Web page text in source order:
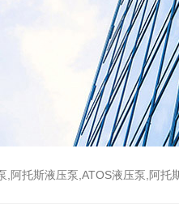
,阿托斯液压泵,ATOS液压泵,阿托